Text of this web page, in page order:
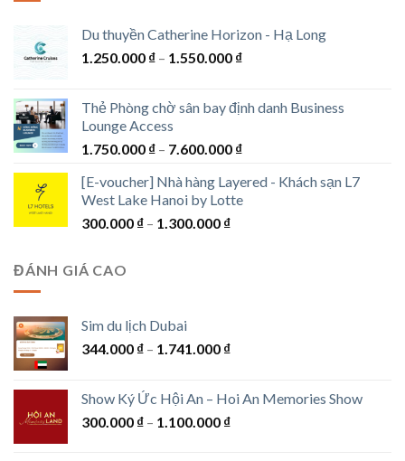
Du thuyền Catherine Horizon - Hạ Long
1.250.000 ₫ – 1.550.000 ₫Khoảng
1.250.000 ₫
1.550.000 ₫
Thẻ Phòng chờ sân bay định danh Business
Lounge Access
1.750.000 ₫ – 7.600.000 ₫Khoảng
từ
1.750.000 ₫
[E-voucher] Nhà hàng Layered - Khách sạn L7
West Lake Hanoi by Lotte
300.000 ₫ – 1.300.000 ₫Khoảng
ĐÁNH GIÁ CAO
Sim du lịch Dubai
344.000 ₫ – 1.741.000 ₫Khoảng
344.000 ₫
đến
Show Ký Ức Hội An – Hoi An Memories Show
300.000 ₫ – 1.100.000 ₫Khoảng